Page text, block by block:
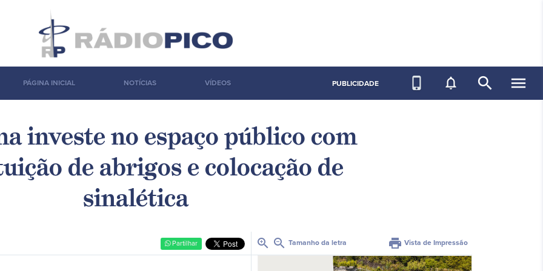
PÁGINA INICIAL NOTÍCIAS VÍDEOS PUBLICIDADE phone_iphone notifications_none search menu
investe no espaço público com
de abrigos e colocação de
sinalética
Partilhar zoom_in zoom_out Tamanho da letra print Vista de Impressão